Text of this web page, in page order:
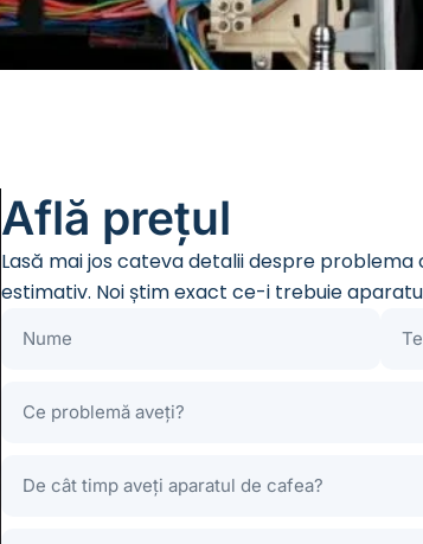
Află prețul
Lasă mai jos cateva detalii despre problema
estimativ. Noi știm exact ce-i trebuie